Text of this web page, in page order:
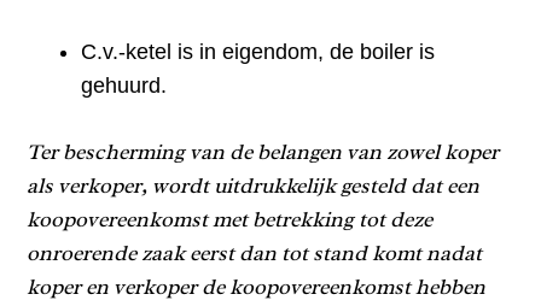
C.v.-ketel is in eigendom, de boiler is
gehuurd.
Ter bescherming van de belangen van zowel koper
als verkoper, wordt uitdrukkelijk gesteld dat een
koopovereenkomst met betrekking tot deze
onroerende zaak eerst dan tot stand komt nadat
koper en verkoper de koopovereenkomst hebben